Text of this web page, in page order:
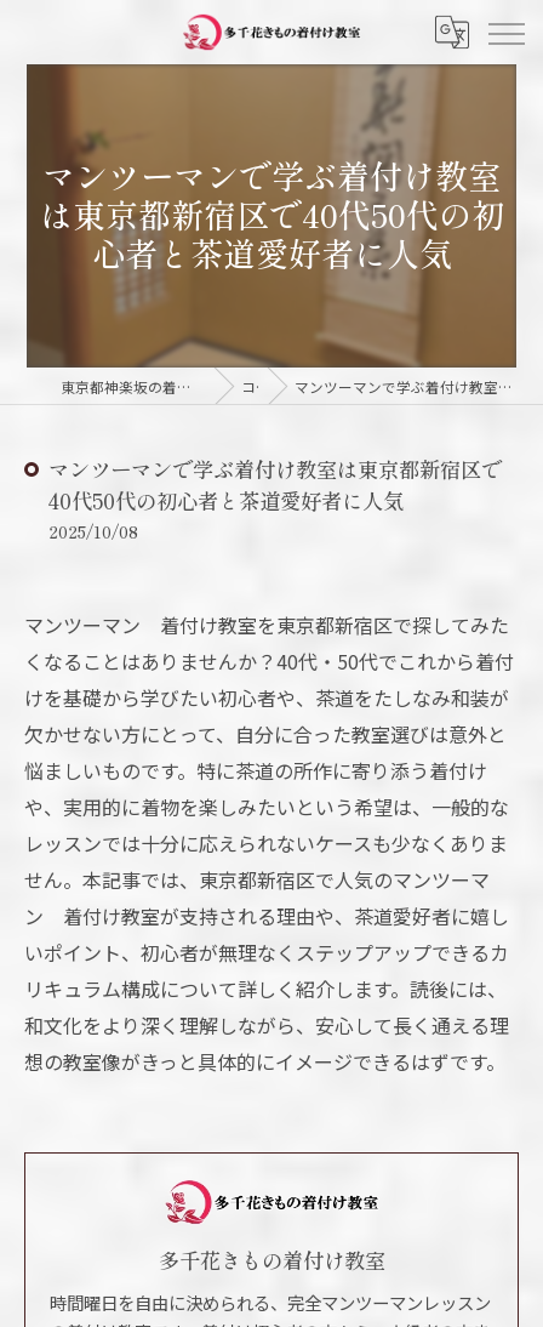
マンツーマンで学ぶ着付け教室
は東京都新宿区で40代50代の初
心者と茶道愛好者に人気
東京都神楽坂の着付け教室なら多千花きもの着付け教室 コラム マンツーマンで学ぶ着付け教室は東京都新宿区で40代50代の初心者と茶道愛好者に人気
マンツーマンで学ぶ着付け教室は東京都新宿区で
40代50代の初心者と茶道愛好者に人気
2025/10/08
マンツーマン 着付け教室を東京都新宿区で探してみた
くなることはありませんか？40代・50代でこれから着付
けを基礎から学びたい初心者や、茶道をたしなみ和装が
欠かせない方にとって、自分に合った教室選びは意外と
悩ましいものです。特に茶道の所作に寄り添う着付け
や、実用的に着物を楽しみたいという希望は、一般的な
レッスンでは十分に応えられないケースも少なくありま
せん。本記事では、東京都新宿区で人気のマンツーマ
ン 着付け教室が支持される理由や、茶道愛好者に嬉し
いポイント、初心者が無理なくステップアップできるカ
リキュラム構成について詳しく紹介します。読後には、
和文化をより深く理解しながら、安心して長く通える理
想の教室像がきっと具体的にイメージできるはずです。
多千花きもの着付け教室
時間曜日を自由に決められる、完全マンツーマンレッスン